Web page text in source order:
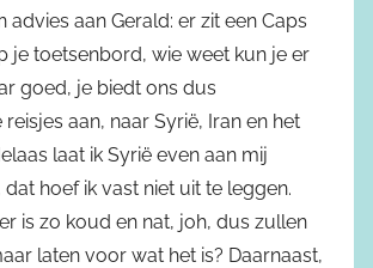
advies aan Gerald: er zit een Caps
je toetsenbord, wie weet kun je er
goed, je biedt ons dus
aan, naar Syrië, Iran en het
laat ik Syrië even aan mij
hoef ik vast niet uit te leggen.
is zo koud en nat, joh, dus zullen
laten voor wat het is? Daarnaast,